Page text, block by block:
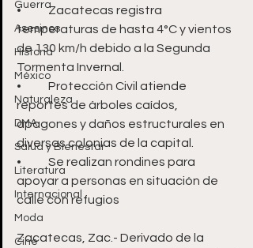
Guerra
Asesinos
Historia
México
Naturaleza
DMA
Salud y Bienestar
Literatura
Internacional
Moda
Cine
•	Zacatecas registra
temperaturas de hasta 4°C y vientos
de 130 km/h debido a la Segunda
Tormenta Invernal.
•	Protección Civil atiende
reportes de árboles caídos,
apagones y daños estructurales en
diversas colonias de la capital.
•	Se realizan rondines para
apoyar a personas en situación de
calle con refugios
Zacatecas, Zac.- Derivado de la